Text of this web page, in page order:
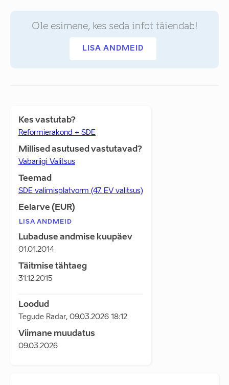
Ole esimene, kes seda infot täiendab!
LISA ANDMEID
Kes vastutab?
Reformierakond + SDE
Millised asutused vastutavad?
Vabariigi Valitsus
Teemad
SDE valimisplatvorm (47. EV valitsus)
Eelarve (EUR)
LISA ANDMEID
Lubaduse andmise kuupäev
01.01.2014
Täitmise tähtaeg
31.12.2015
Loodud
Tegude Radar, 09.03.2026 18:12
Viimane muudatus
09.03.2026